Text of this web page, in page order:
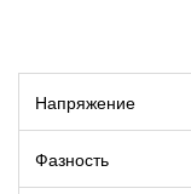
Напряжение
Фазность